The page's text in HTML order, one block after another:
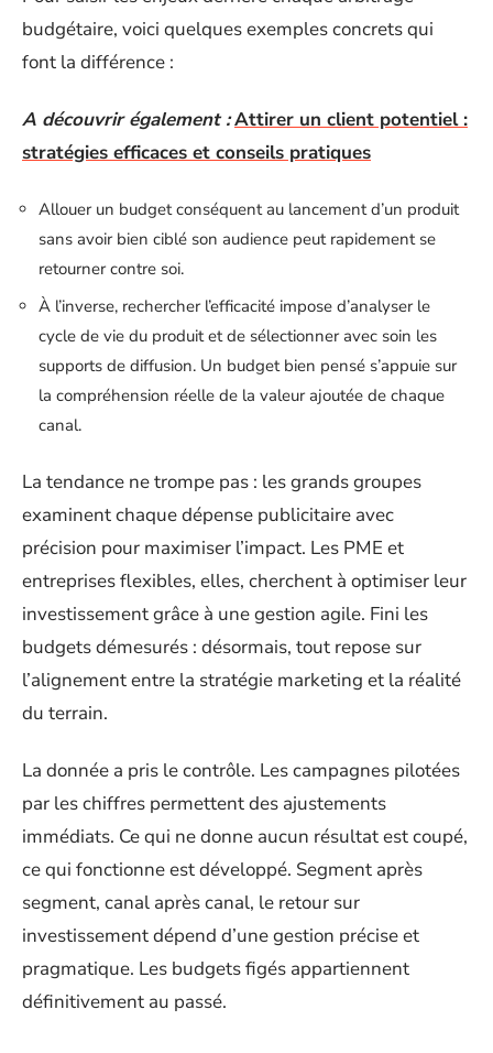
budgétaire, voici quelques exemples concrets qui
font la différence :
A découvrir également :Attirer un client potentiel :
stratégies efficaces et conseils pratiques
Allouer un budget conséquent au lancement d’un produit
sans avoir bien ciblé son audience peut rapidement se
retourner contre soi.
À l’inverse, rechercher l’efficacité impose d’analyser le
cycle de vie du produit et de sélectionner avec soin les
supports de diffusion. Un budget bien pensé s’appuie sur
la compréhension réelle de la valeur ajoutée de chaque
canal.
La tendance ne trompe pas : les grands groupes
examinent chaque dépense publicitaire avec
précision pour maximiser l’impact. Les PME et
entreprises flexibles, elles, cherchent à optimiser leur
investissement grâce à une gestion agile. Fini les
budgets démesurés : désormais, tout repose sur
l’alignement entre la stratégie marketing et la réalité
du terrain.
La donnée a pris le contrôle. Les campagnes pilotées
par les chiffres permettent des ajustements
immédiats. Ce qui ne donne aucun résultat est coupé,
ce qui fonctionne est développé. Segment après
segment, canal après canal, le retour sur
investissement dépend d’une gestion précise et
pragmatique. Les budgets figés appartiennent
définitivement au passé.